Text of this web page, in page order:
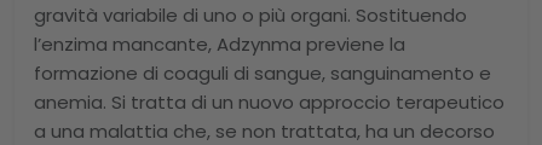
gravità variabile di uno o più organi. Sostituendo
l’enzima mancante, Adzynma previene la
formazione di coaguli di sangue, sanguinamento e
anemia. Si tratta di un nuovo approccio terapeutico
a una malattia che, se non trattata, ha un decorso